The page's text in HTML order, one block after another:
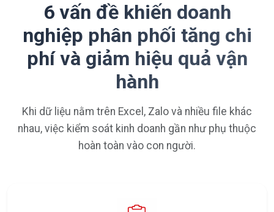
6 vấn đề khiến doanh
nghiệp phân phối tăng chi
phí và giảm hiệu quả vận
hành
Khi dữ liệu nằm trên Excel, Zalo và nhiều file khác
nhau, việc kiểm soát kinh doanh gần như phụ thuộc
hoàn toàn vào con người.